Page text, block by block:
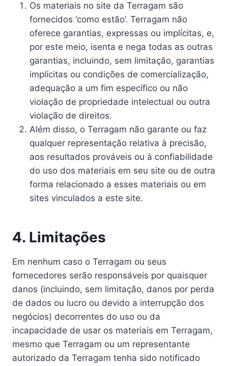
Os materiais no site da Terragam são
fornecidos ‘como estão’. Terragam não
oferece garantias, expressas ou implícitas, e,
por este meio, isenta e nega todas as outras
garantias, incluindo, sem limitação, garantias
implícitas ou condições de comercialização,
adequação a um fim específico ou não
violação de propriedade intelectual ou outra
violação de direitos.
Além disso, o Terragam não garante ou faz
qualquer representação relativa à precisão,
aos resultados prováveis ​​ou à confiabilidade
do uso dos materiais em seu site ou de outra
forma relacionado a esses materiais ou em
sites vinculados a este site.
4. Limitações
Em nenhum caso o Terragam ou seus
fornecedores serão responsáveis ​​por quaisquer
danos (incluindo, sem limitação, danos por perda
de dados ou lucro ou devido a interrupção dos
negócios) decorrentes do uso ou da
incapacidade de usar os materiais em Terragam,
mesmo que Terragam ou um representante
autorizado da Terragam tenha sido notificado